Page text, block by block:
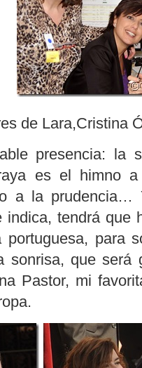
de Lara,Cristina
presencia: la
es el himno
a la prudencia…
indica, tendrá que
portuguesa, para
sonrisa, que será
Pastor, mi